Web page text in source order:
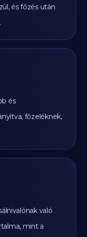
és főzés után
és
főzeléknek,
való
mint a